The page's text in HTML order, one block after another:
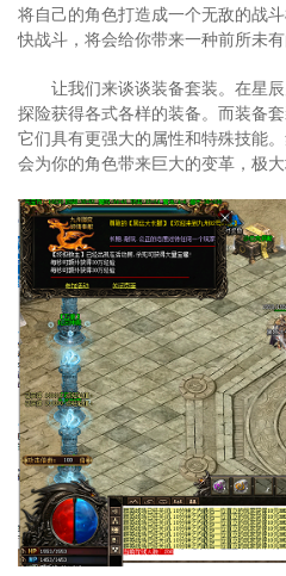
将自己的角色打造成一个无敌的战
快战斗，将会给你带来一种前所未有
让我们来谈谈装备套装。在星
探险获得各式各样的装备。而装备
它们具有更强大的属性和特殊技能
会为你的角色带来巨大的变革，极大